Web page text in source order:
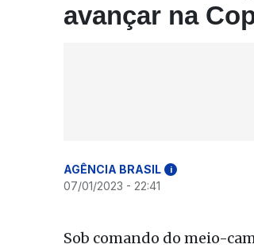
avançar na
AGÊNCIA BRASIL i
07/01/2023 - 22:41
Sob comando do meio-